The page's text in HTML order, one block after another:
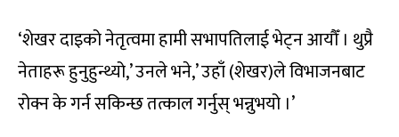
‘शेखर दाइको नेतृत्वमा हामी सभापतिलाई भेट्न आयौँ । थुप्रै
नेताहरू हुनुहुन्थ्यो,’ उनले भने,’ उहाँ (शेखर)ले विभाजनबाट
रोक्न के गर्न सकिन्छ तत्काल गर्नुस् भन्नुभयो ।’